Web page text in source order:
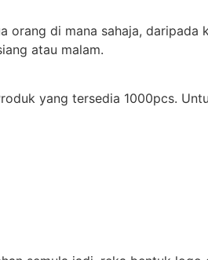
orang di mana sahaja,
atau malam.
yang tersedia 1000pcs.